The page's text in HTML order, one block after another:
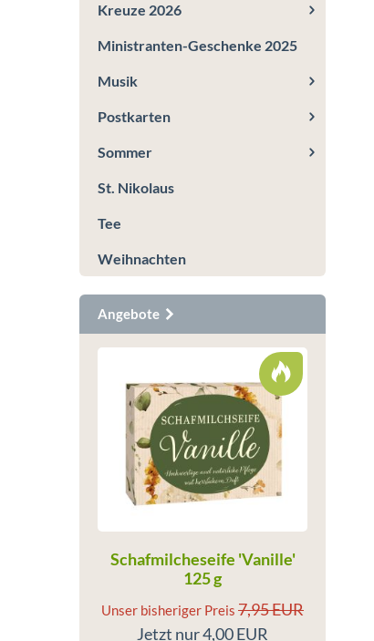
Kreuze 2026
Ministranten-Geschenke 2025
Musik
Postkarten
Sommer
St. Nikolaus
Tee
Weihnachten
Angebote
Schafmilcheseife 'Vanille'
125 g
Unser bisheriger Preis 7,95 EUR
Jetzt nur 4,00 EUR